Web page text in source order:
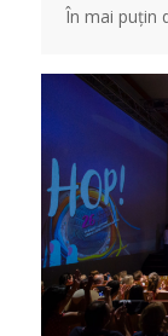
În mai puțin